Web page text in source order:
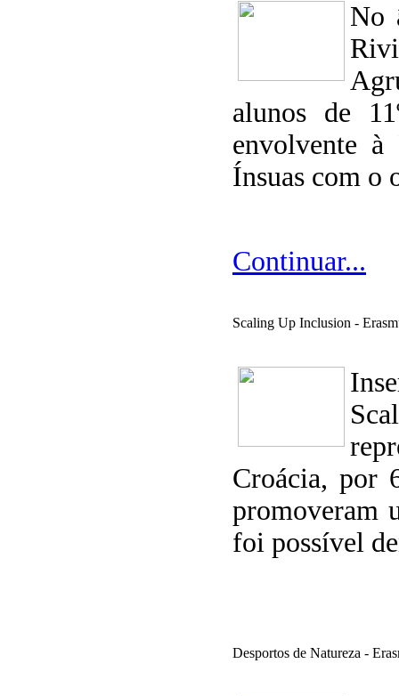
No
alunos de
envolvente
Ínsuas com
Continuar...
Scaling Up Inclusion -
Croácia, por
promoveram
foi possível
Desportos de Natureza -